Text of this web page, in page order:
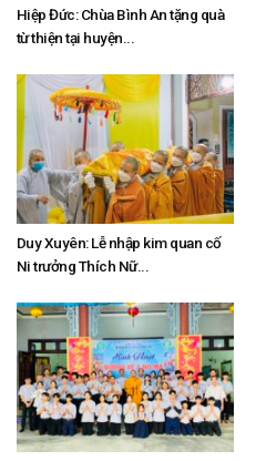
Hiệp Đức: Chùa Bình An tặng quà
từ thiện tại huyện...
Duy Xuyên: Lễ nhập kim quan cố
Ni trưởng Thích Nữ...